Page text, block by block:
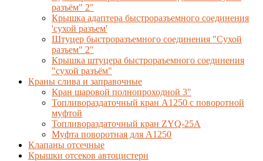
разъём" 2"
Крышка адаптера быстроразъемного соединения
'сухой разъем'
Штуцер быстроразъемного соединения "Сухой
разъем" 2"
Крышка штуцера быстрораъемного соединения
"сухой разъём"
Краны слива и заправочные
Кран шаровой полнопроходной 3"
Топливораздаточный кран A1250 с поворотной
муфтой
Топливораздаточный кран ZYQ-25A
Муфта поворотная для А1250
Клапаны отсечные
Крышки отсеков автоцистерн